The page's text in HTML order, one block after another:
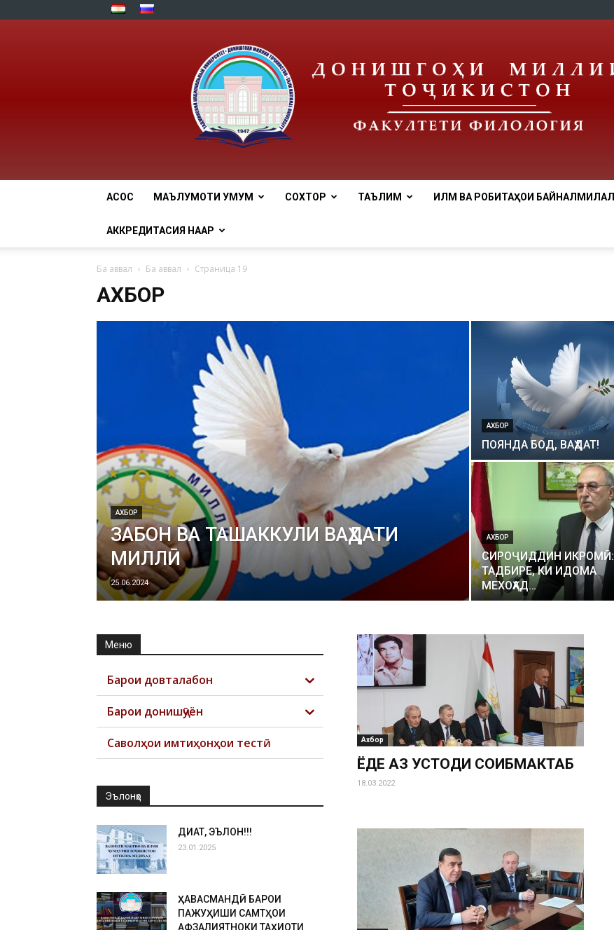
АСОСӢ МАЪЛУМОТИ УМУМӢ СОХТОР ТАЪЛИМ ИЛМ ВА РОБИТАҲОИ БАЙНАЛМИЛАЛӢ
АККРЕДИТАСИЯ НААР
Ба аввал Ба аввал Страница 19
АХБОР
АХБОР
ЗАБОН ВА ТАШАККУЛИ ВАҲДАТИ
МИЛЛӢ
25.06.2024
АХБОР
ПОЯНДА БОД, ВАҲДАТ!
АХБОР
СИРОҶИДДИН ИКРОМӢ:
ТАДБИРЕ, КИ ИДОМА
МЕХОҲАД…
Ахбор
ЁДЕ АЗ УСТОДИ СОҲИБМАКТАБ
18.03.2022
Меню
Барои довталабон
Барои донишҷӯён
Саволҳои имтиҳонҳои тестӣ
Эълонҳо
ДИҚҚАТ, ЭЪЛОН!!!
23.01.2025
ҲАВАСМАНДӢ БАРОИ
ПАЖУҲИШИ САМТҲОИ
АФЗАЛИЯТНОКИ ТАҲҚИҚОТИ